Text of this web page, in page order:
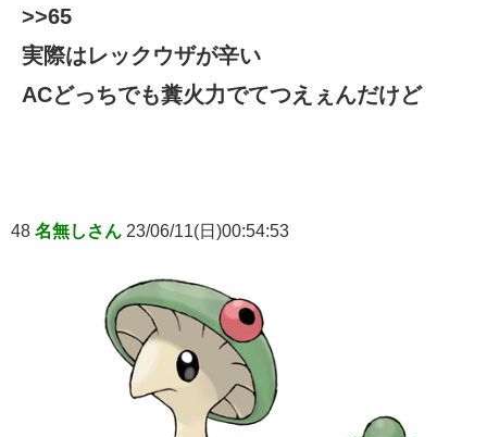
>>65
実際はレックウザが辛い
ACどっちでも糞火力でてつえぇんだけど
48 名無しさん 23/06/11(日)00:54:53